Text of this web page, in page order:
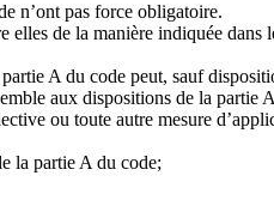
n’ont pas force obligatoire.
elles de la manière indiquée
A du code peut, sauf
aux dispositions de la partie
ou toute autre mesure
la partie A du code;